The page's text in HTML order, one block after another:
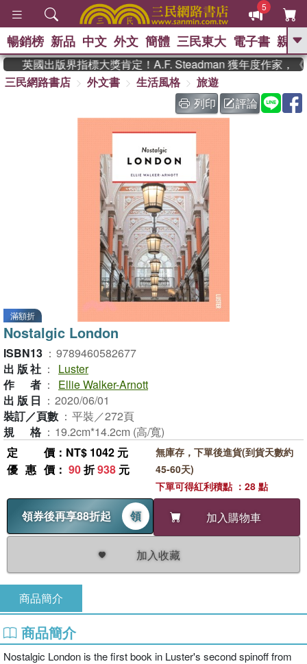
5
GO
熱搜： 東野圭吾 、
The Odyssey 、 父親節 、 如果歷
史是一群喵 、 暑期推薦 、 國際布克
偉大的迷走神經
暢銷榜 新品 中文 外文 簡體 三民東大 電子書 親子
英國出版界指標大獎肯定！A.F. Steadman 獲年度作家，《
三民網路書店
外文書 生活風格
旅遊
列印
評論
滿額折
Nostalgic London
ISBN13 ： 9789460582677
出版社 ：
Luster
作者 ：
Ellie Walker-Arnott
出版日 ： 2020/06/01
裝訂／頁數 ： 平裝／272頁
規格 ： 19.2cm*14.2cm (高/寬)
定價 ：NT$ 1042 元
優惠價 ： 90折938 元
領券後再享88折起 領 加入購物車
加入收藏
無庫存，下單後進貨(到貨天數約
45-60天)
下單可得紅利積點 ：28 點
商品簡介
商品簡介
Nostalgic London is the first book in Luster's second spinoff from